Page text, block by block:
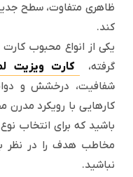
ظاهری متفاوت، سطح
کند.
یکی از انواع محبوب کارت
گرفته،
کارت ویزیت
شفافیت، درخشش و
کارهایی با رویکرد
باشید که برای انتخاب
مخاطب هدف را در نظر
نباشید.